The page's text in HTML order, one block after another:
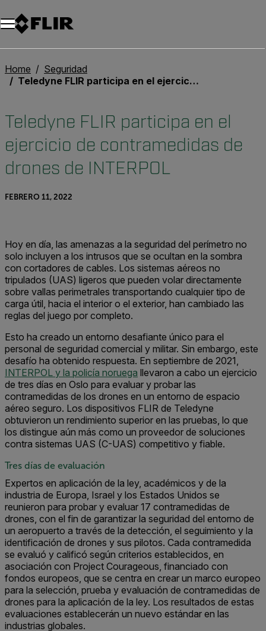
Unread messages
Modelo
Eliminar
artículos
artículo
Añadir al carro
Añadido al carro
Home
Seguridad
Teledyne FLIR participa en el ejercicio de contramedidas de drones de INTERPOL
Teledyne FLIR participa en el
ejercicio de contramedidas de
drones de INTERPOL
FEBRERO 11, 2022
Hoy en día, las amenazas a la seguridad del perímetro no
solo incluyen a los intrusos que se ocultan en la sombra
con cortadores de cables. Los sistemas aéreos no
tripulados (UAS) ligeros que pueden volar directamente
sobre vallas perimetrales transportando cualquier tipo de
carga útil, hacia el interior o el exterior, han cambiado las
reglas del juego por completo.
Esto ha creado un entorno desafiante único para el
personal de seguridad comercial y militar. Sin embargo, este
desafío ha obtenido respuesta. En septiembre de 2021,
INTERPOL y la policía noruega llevaron a cabo un ejercicio
de tres días en Oslo para evaluar y probar las
contramedidas de los drones en un entorno de espacio
aéreo seguro. Los dispositivos FLIR de Teledyne
obtuvieron un rendimiento superior en las pruebas, lo que
los distingue aún más como un proveedor de soluciones
contra sistemas UAS (C-UAS) competitivo y fiable.
Tres días de evaluación
Expertos en aplicación de la ley, académicos y de la
industria de Europa, Israel y los Estados Unidos se
reunieron para probar y evaluar 17 contramedidas de
drones, con el fin de garantizar la seguridad del entorno de
un aeropuerto a través de la detección, el seguimiento y la
identificación de drones y sus pilotos. Cada contramedida
se evaluó y calificó según criterios establecidos, en
asociación con Project Courageous, financiado con
fondos europeos, que se centra en crear un marco europeo
para la selección, prueba y evaluación de contramedidas de
drones para la aplicación de la ley. Los resultados de estas
evaluaciones establecerán un nuevo estándar en las
industrias globales.